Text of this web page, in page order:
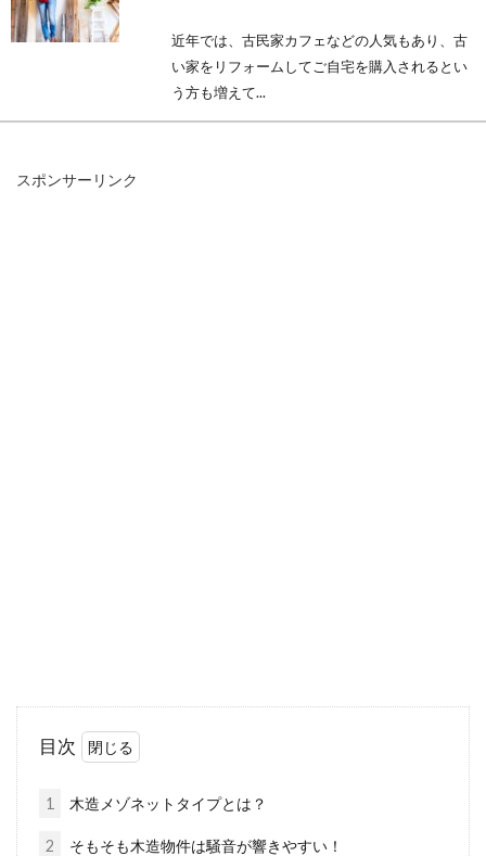
近年では、古民家カフェなどの人気もあり、古
い家をリフォームしてご自宅を購入されるとい
う方も増えて...
い？倉庫のタイプは4つ！
スポンサーリンク
目次
1 木造メゾネットタイプとは？
2 そもそも木造物件は騒音が響きやすい！